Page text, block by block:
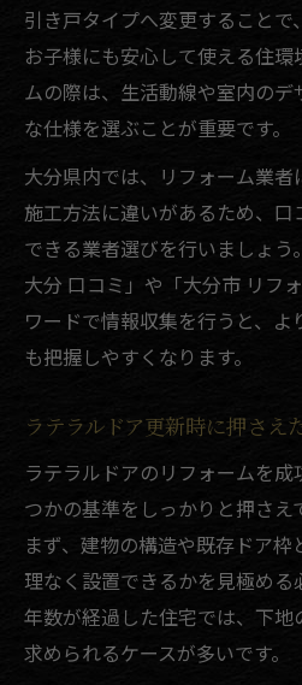
引き戸タイプへ変更すること
お子様にも安心して使える住環
ムの際は、生活動線や室内の
な仕様を選ぶことが重要です。
大分県内では、リフォーム業者
施工方法に違いがあるため、
できる業者選びを行いましょ
大分 口コミ」や「大分市 リフ
ワードで情報収集を行うと、
も把握しやすくなります。
ラテラルドア更新時に押さえ
ラテラルドアのリフォームを成
つかの基準をしっかりと押さえ
まず、建物の構造や既存ドア
理なく設置できるかを見極め
年数が経過した住宅では、下
求められるケースが多いです。